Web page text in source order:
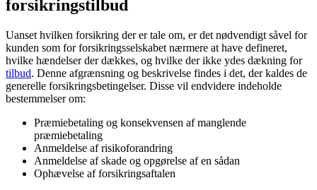
forsikringstilbud
Uanset hvilken forsikring der er tale om, er det nødvendigt såvel for
kunden som for forsikringsselskabet nærmere at have defineret,
hvilke hændelser der dækkes, og hvilke der ikke ydes dækning for
tilbud. Denne afgrænsning og beskrivelse findes i det, der kaldes de
generelle forsikringsbetingelser. Disse vil endvidere indeholde
bestemmelser om:
Præmiebetaling og konsekvensen af manglende
præmiebetaling
Anmeldelse af risikoforandring
Anmeldelse af skade og opgørelse af en sådan
Ophævelse af forsikringsaftalen